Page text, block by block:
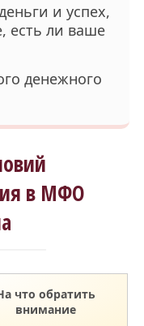
и успех,
есть ли ваше
денежного
в МФО
что обратить
внимание